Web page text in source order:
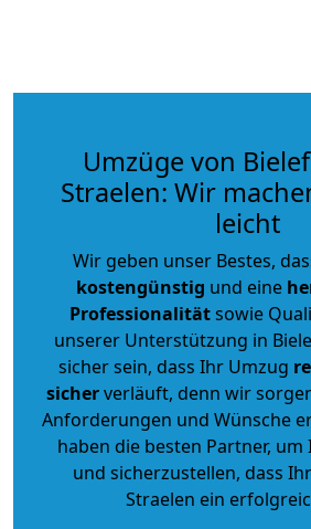
Umzüge von
Straelen: Wir
leicht
Wir geben unser Bestes,
kostengünstig und eine
Professionalitätsowie
unserer Unterstützung in
sicher sein, dass Ihr Umzug
sicherverläuft, denn wir
Anforderungen und Wünsche
haben die besten Partner,
und sicherzustellen, dass
Straelen ein